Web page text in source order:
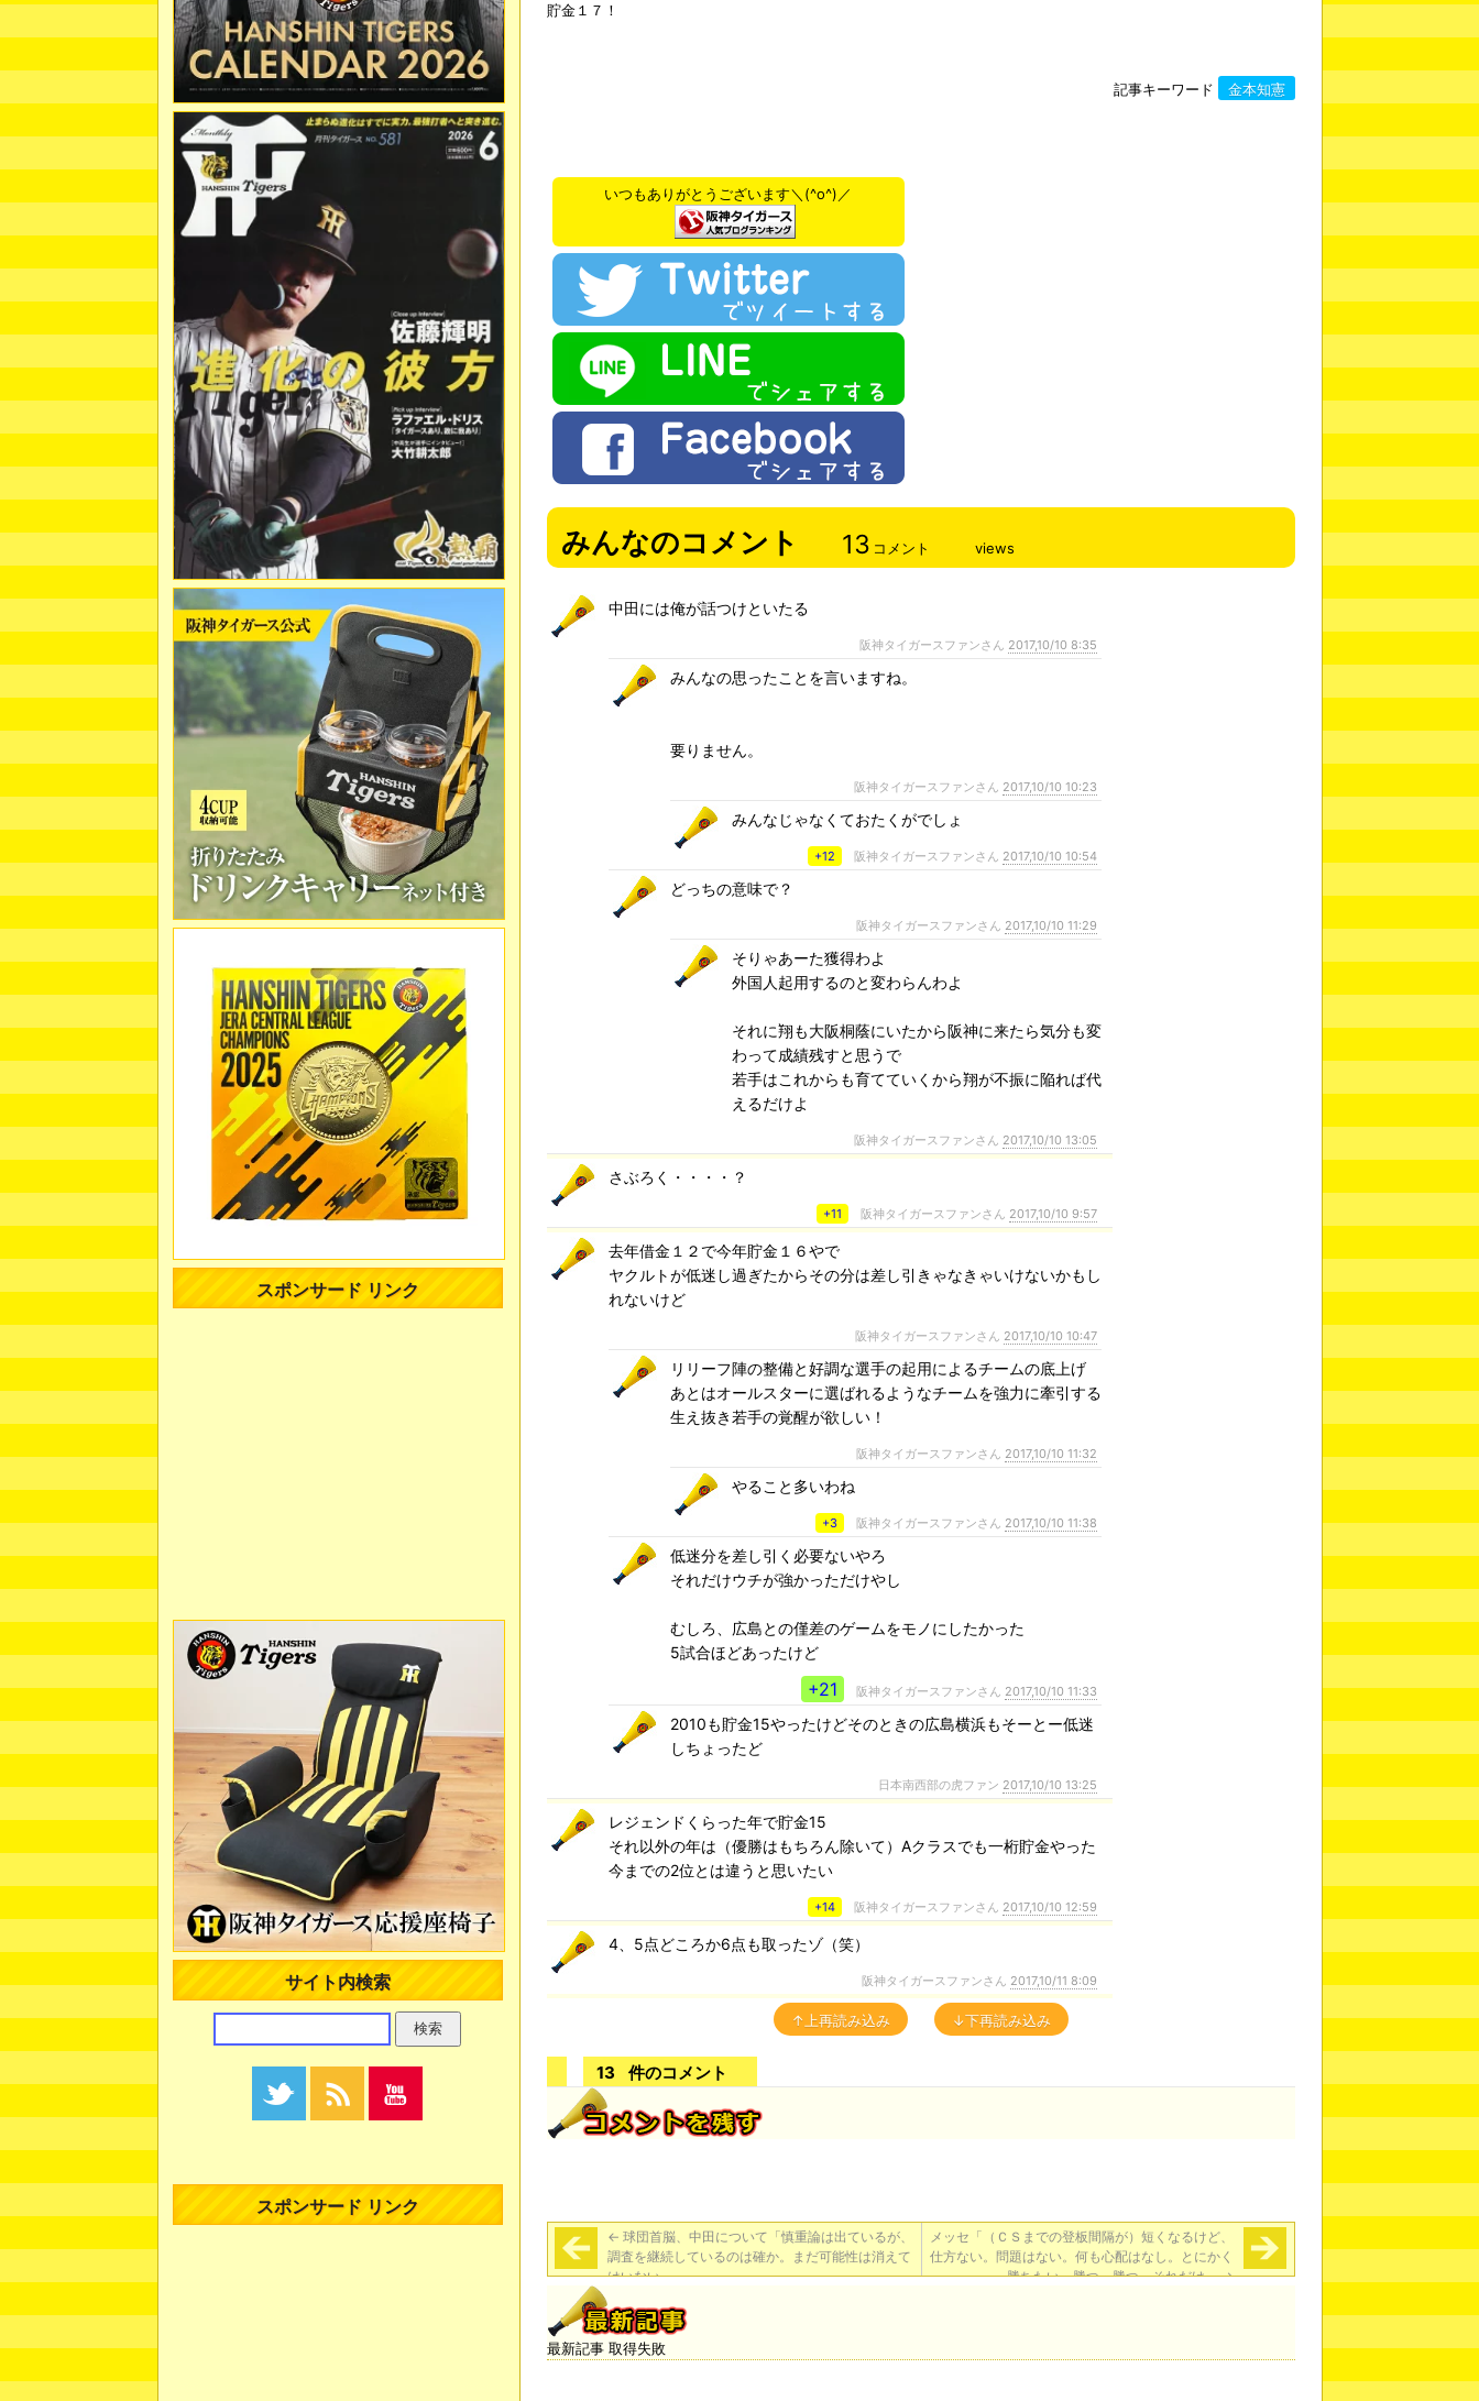
貯金１７！
記事キーワード 金本知憲
いつもありがとうございます＼(^o^)／
みんなのコメント 13 コメント views
中田には俺が話つけといたる
阪神タイガースファンさん 2017,10/10 8:35
みんなの思ったことを言いますね。
要りません。
阪神タイガースファンさん 2017,10/10 10:23
みんなじゃなくておたくがでしょ
+12 阪神タイガースファンさん 2017,10/10 10:54
どっちの意味で？
阪神タイガースファンさん 2017,10/10 11:29
そりゃあーた獲得わよ
外国人起用するのと変わらんわよ
それに翔も大阪桐蔭にいたから阪神に来たら気分も変
わって成績残すと思うで
若手はこれからも育てていくから翔が不振に陥れば代
えるだけよ
阪神タイガースファンさん 2017,10/10 13:05
さぶろく・・・・？
+11 阪神タイガースファンさん 2017,10/10 9:57
去年借金１２で今年貯金１６やで
ヤクルトが低迷し過ぎたからその分は差し引きゃなきゃいけないかもし
れないけど
阪神タイガースファンさん 2017,10/10 10:47
リリーフ陣の整備と好調な選手の起用によるチームの底上げ
あとはオールスターに選ばれるようなチームを強力に牽引する
生え抜き若手の覚醒が欲しい！
阪神タイガースファンさん 2017,10/10 11:32
やること多いわね
+3 阪神タイガースファンさん 2017,10/10 11:38
低迷分を差し引く必要ないやろ
それだけウチが強かっただけやし
むしろ、広島との僅差のゲームをモノにしたかった
5試合ほどあったけど
+21 阪神タイガースファンさん 2017,10/10 11:33
2010も貯金15やったけどそのときの広島横浜もそーとー低迷
しちょったど
日本南西部の虎ファン 2017,10/10 13:25
レジェンドくらった年で貯金15
それ以外の年は（優勝はもちろん除いて）Aクラスでも一桁貯金やった
今までの2位とは違うと思いたい
+14 阪神タイガースファンさん 2017,10/10 12:59
4、5点どころか6点も取ったゾ（笑）
阪神タイガースファンさん 2017,10/11 8:09
↑上再読み込み ↓下再読み込み
13 件のコメント
← 球団首脳、中田について「慎重論は出ているが、
調査を継続しているのは確か。まだ可能性は消えて
はいない」
メッセ「（ＣＳまでの登板間隔が）短くなるけど、
仕方ない。問題はない。何も心配はなし。とにかく
勝ちたい。勝つ、勝つ、それだけ」→
最新記事 取得失敗
スポンサード リンク
サイト内検索
スポンサード リンク